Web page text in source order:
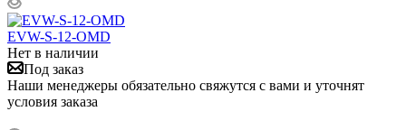
EVW-S-12-OMD
Нет в наличии
Под заказ
Наши менеджеры обязательно свяжутся с вами и уточнят
условия заказа